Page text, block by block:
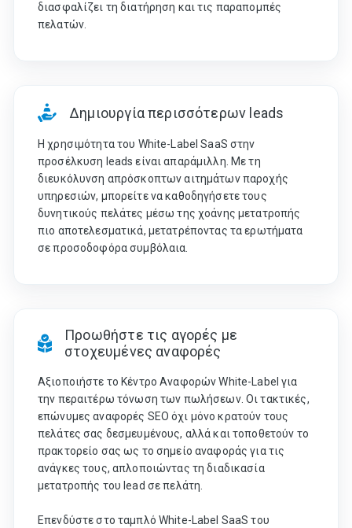
διασφαλίζει τη διατήρηση και τις παραπομπές
πελατών.
Δημιουργία περισσότερων leads
Η χρησιμότητα του White-Label SaaS στην
προσέλκυση leads είναι απαράμιλλη. Με τη
διευκόλυνση απρόσκοπτων αιτημάτων παροχής
υπηρεσιών, μπορείτε να καθοδηγήσετε τους
δυνητικούς πελάτες μέσω της χοάνης μετατροπής
πιο αποτελεσματικά, μετατρέποντας τα ερωτήματα
σε προσοδοφόρα συμβόλαια.
Προωθήστε τις αγορές με
στοχευμένες αναφορές
Αξιοποιήστε το Κέντρο Αναφορών White-Label για
την περαιτέρω τόνωση των πωλήσεων. Οι τακτικές,
επώνυμες αναφορές SEO όχι μόνο κρατούν τους
πελάτες σας δεσμευμένους, αλλά και τοποθετούν το
πρακτορείο σας ως το σημείο αναφοράς για τις
ανάγκες τους, απλοποιώντας τη διαδικασία
μετατροπής του lead σε πελάτη.
Επενδύστε στο ταμπλό White-Label SaaS του